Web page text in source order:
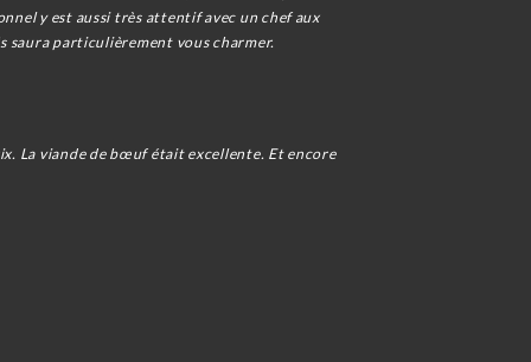
y est aussi très attentif avec un chef aux
saura particulièrement vous charmer.
La viande de bœuf était excellente. Et encore